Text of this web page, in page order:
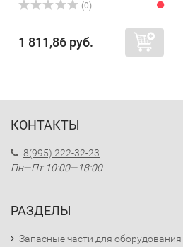
(0)
1 811,86 руб.
КОНТАКТЫ
8(995) 222-32-23
Пн—Пт 10:00—18:00
РАЗДЕЛЫ
Запасные части для